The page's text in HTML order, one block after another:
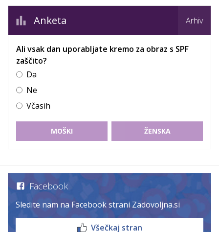
Anketa Arhiv
Ali vsak dan uporabljate kremo za obraz s SPF
zaščito?
Da
Ne
Včasih
MOŠKI ŽENSKA
Facebook
Sledite nam na Facebook strani Zadovoljna.si
Všečkaj stran